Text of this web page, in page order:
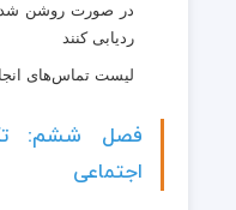
در صورت روشن
ردیابی کنند
لیست تماس‌های
فصل ششم:
اجتماعی